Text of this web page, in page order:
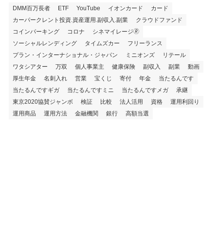
DMM百万長者 ETF YouTube イオンカード
カード
カーパークレント投資.資産運用.副収入.副業
クラウドファンド
コインパーキング
コロナ
シネマイレージ🄬
ソーシャルレンディング
タイムズカー
フリーランス
プラン・インターナショナル・ジャパン
ミニオンズ
リテール
ワタシアター
万双 個人事業主 健康保険 副収入 副業
動画
厚生年金
名刺入れ 営業 宝くじ 寄付 年金
当たるんです
当たるんですギガ
当たるんですミニ 当たるんですメガ
承継
東京2020協賛ジャンボ
検証 比較 法人活用 資格
運用利回り
運用商品
運用方法 金融機関 銀行 高額当選